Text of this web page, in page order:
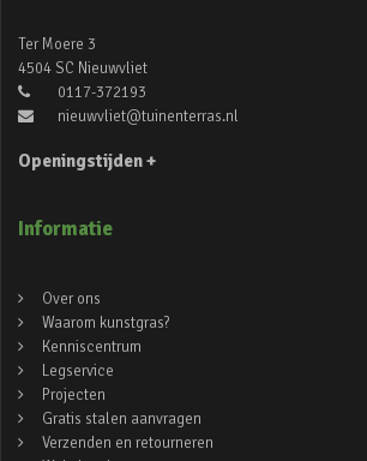
Ter Moere 3
4504 SC Nieuwvliet
0117-372193
nieuwvliet@tuinenterras.nl
Openingstijden +
Informatie
Over ons
Waarom kunstgras?
Kenniscentrum
Legservice
Projecten
Gratis stalen aanvragen
Verzenden en retourneren